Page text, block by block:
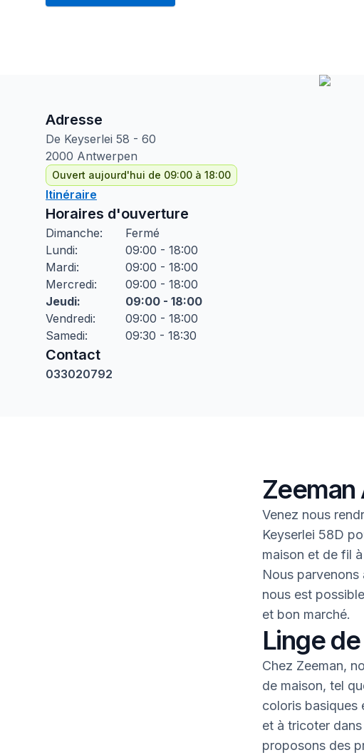
Adresse
De Keyserlei 58 - 60
2000 Antwerpen
Ouvert aujourd'hui de 09:00 à 18:00
Itinéraire
Horaires d'ouverture
Dimanche:
Fermé
Lundi:
09:00 - 18:00
Mardi:
09:00 - 18:00
Mercredi:
09:00 - 18:00
Jeudi:
09:00 - 18:00
Vendredi:
09:00 - 18:00
Samedi: 09:30 - 18:30
Contact
033020792
Venez nous
Keyserlei 58D
maison et de fil
Nous parvenons
nous est
et bon marché.
Linge
Chez Zeeman,
de maison, tel
coloris basiques
et à tricoter
proposons des